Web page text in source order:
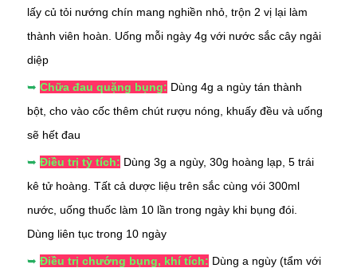
lấy củ tỏi nướng chín mang nghiền nhỏ, trộn 2 vị lại làm
thành viên hoàn. Uống mỗi ngày 4g với nước sắc cây ngải
diệp
➥ Chữa đau quặng bụng: Dùng 4g a ngùy tán thành
bột, cho vào cốc thêm chút rượu nóng, khuấy đều và uống
sẽ hết đau
➥ Điều trị tỳ tích: Dùng 3g a ngùy, 30g hoàng lạp, 5 trái
kê tử hoàng. Tất cả dược liệu trên sắc cùng vói 300ml
nước, uống thuốc làm 10 lần trong ngày khi bụng đói.
Dùng liên tục trong 10 ngày
➥ Điều trị chướng bụng, khí tích: Dùng a ngùy (tẩm với